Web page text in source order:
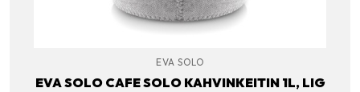
EVA SOLO
EVA SOLO CAFE SOLO KAHVINKEITIN 1L, LIG